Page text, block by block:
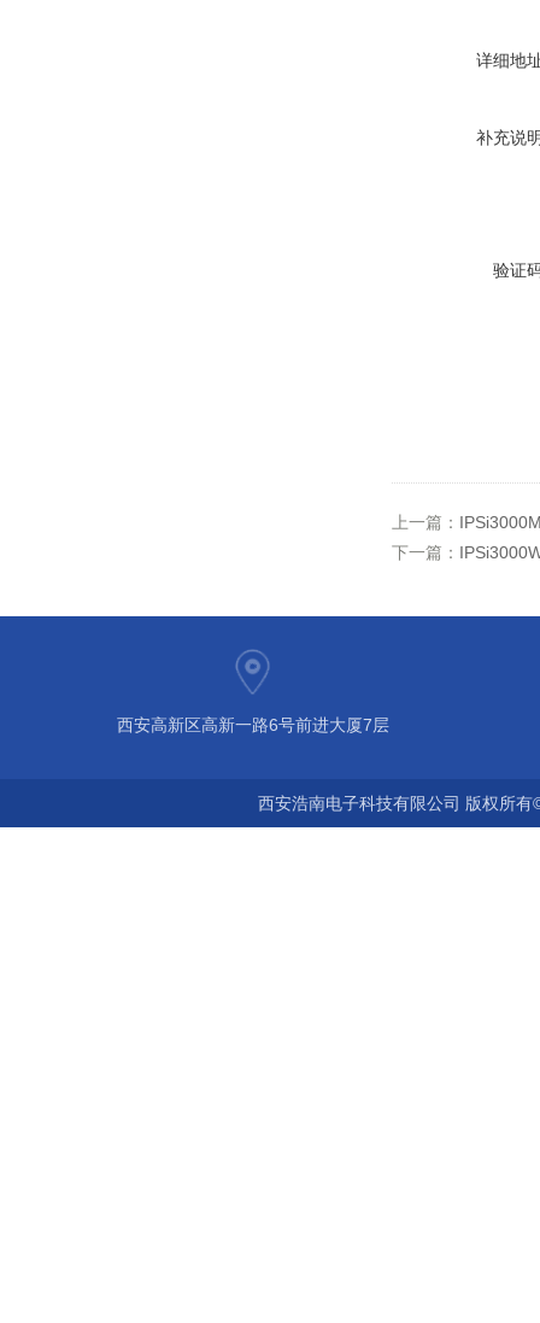
详细地
补充说
验证
上一篇：
下一篇：
西安高新区高新一路6号前进大厦7层
西安浩南电子科技有限公司 版权所